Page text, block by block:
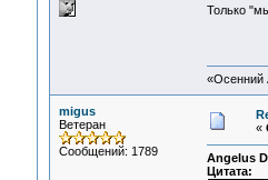
Только
«Осенний
migus
Ветеран
Сообщений: 1789
«
Angelus
Цитата: